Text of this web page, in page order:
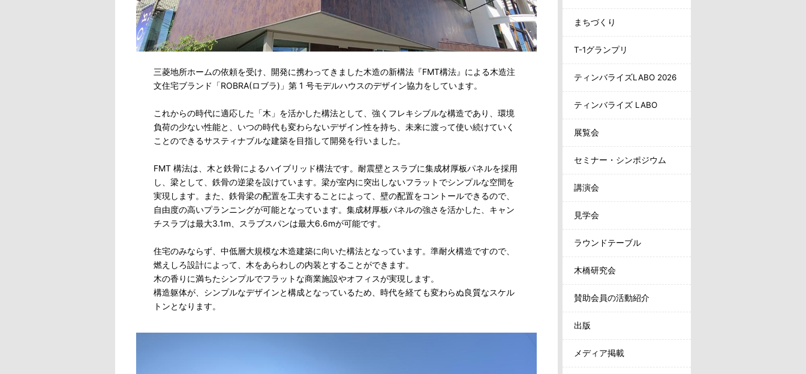
まちづくり
T-1グランプリ
ティンバライズLABO 2026
ティンバライズ LABO
展覧会
セミナー・シンポジウム
講演会
見学会
ラウンドテーブル
木橋研究会
賛助会員の活動紹介
出版
メディア掲載
三菱地所ホームの依頼を受け、開発に携わってきました木造の新構法『FMT構法』による木造注
文住宅ブランド「ROBRA(ロブラ)」第 1 号モデルハウスのデザイン協力をしています。
これからの時代に適応した「木」を活かした構法として、強くフレキシブルな構造であり、環境
負荷の少ない性能と、いつの時代も変わらないデザイン性を持ち、未来に渡って使い続けていく
ことのできるサスティナブルな建築を目指して開発を行いました。
FMT 構法は、木と鉄骨によるハイブリッド構法です。耐震壁とスラブに集成材厚板パネルを採用
し、梁として、鉄骨の逆梁を設けています。梁が室内に突出しないフラットでシンプルな空間を
実現します。また、鉄骨梁の配置を工夫することによって、壁の配置をコントールできるので、
自由度の高いプランニングが可能となっています。集成材厚板パネルの強さを活かした、キャン
チスラブは最大3.1m、スラブスパンは最大6.6mが可能です。
住宅のみならず、中低層大規模な木造建築に向いた構法となっています。準耐火構造ですので、
燃えしろ設計によって、木をあらわしの内装とすることができます。
木の香りに満ちたシンプルでフラットな商業施設やオフィスが実現します。
構造躯体が、シンプルなデザインと構成となっているため、時代を経ても変わらぬ良質なスケル
トンとなります。